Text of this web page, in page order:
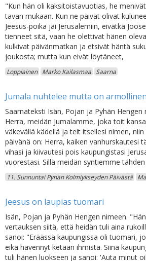
"Kun hän oli kaksitoistavuotias, he
tavan mukaan. Kun ne päivät olivat
Jeesus-poika jäi Jerusalemiin, eivätkä
tienneet sitä, vaan he olettivat hänen
kulkivat päivänmatkan ja etsivät häntä
joukosta; mutta kun eivät löytäneet,
Loppiainen Marko Kailasmaa Saarna
Jumala nuhtelee mutta on armollinen
Saarnateksti Isän, Pojan ja Pyhän
Herra, meidän Jumalamme, joka toit
väkevällä kädellä ja teit itsellesi nimen,
päivänä on: Herra, kaiken vanhurskautesi
vihasi ja kiivautesi pois kaupungistasi
vuorestasi. Sillä meidän syntiemme
11. Sunnuntai Pyhän Kolmiykseyden Päivästä
Jeesus on laupias tuomari
Isän, Pojan ja Pyhän Hengen nimeen.
vertauksen siitä, että heidän tuli aina
sanoi: "Eräässä kaupungissa oli tuomari,
eikä hävennyt ketään ihmistä. Siinä
tuli hänen luokseen ja sanoi: 'Auta minut